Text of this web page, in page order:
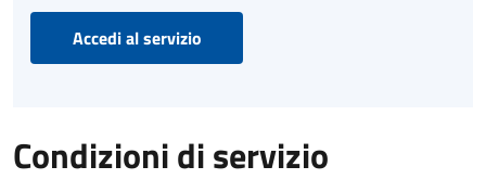
Accedi al servizio
Condizioni di servizio